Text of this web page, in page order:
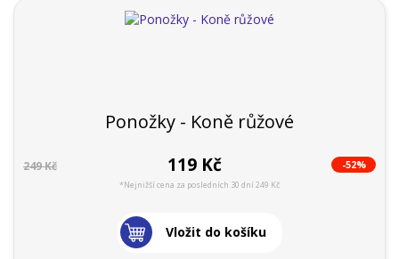
Ponožky - Koně růžové
249 Kč 119 Kč -52%
*Nejnižší cena za posledních 30 dní 249 Kč
Vložit do košíku